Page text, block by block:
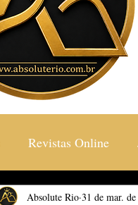
Revistas Online
& Turismo
Absolute Rio 31 de mar.